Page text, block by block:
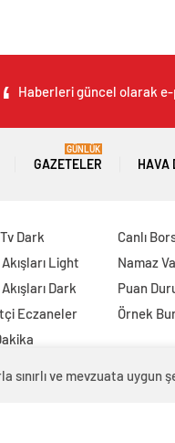
Haberleri güncel olarak
GAZETELER
GÜNLÜK
HAVA
Dark
Akışları Light
Akışları Dark
Eczaneler
Canlı
Namaz
Puan
Örnek
sınırlı ve mevzuata